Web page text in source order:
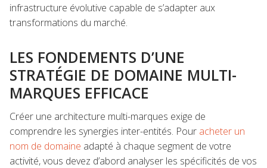
infrastructure évolutive capable de s’adapter aux
transformations du marché.
LES FONDEMENTS D’UNE
STRATÉGIE DE DOMAINE MULTI-
MARQUES EFFICACE
Créer une architecture multi-marques exige de
comprendre les synergies inter-entités. Pour acheter un
nom de domaine adapté à chaque segment de votre
activité, vous devez d’abord analyser les spécificités de vos